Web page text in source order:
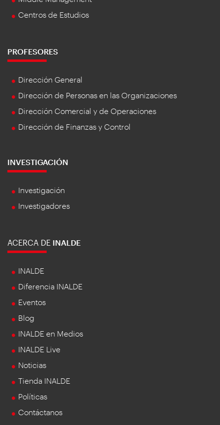
Centros de Estudios
PROFESORES
Dirección General
Dirección de Personas en las Organizaciones
Dirección Comercial y de Operaciones
Dirección de Finanzas y Control
INVESTIGACIÓN
Investigación
Investigadores
ACERCA DE INALDE
INALDE
Diferencia INALDE
Eventos
Blog
INALDE en Medios
INALDE Live
Noticias
Tienda INALDE
Políticas
Contáctanos